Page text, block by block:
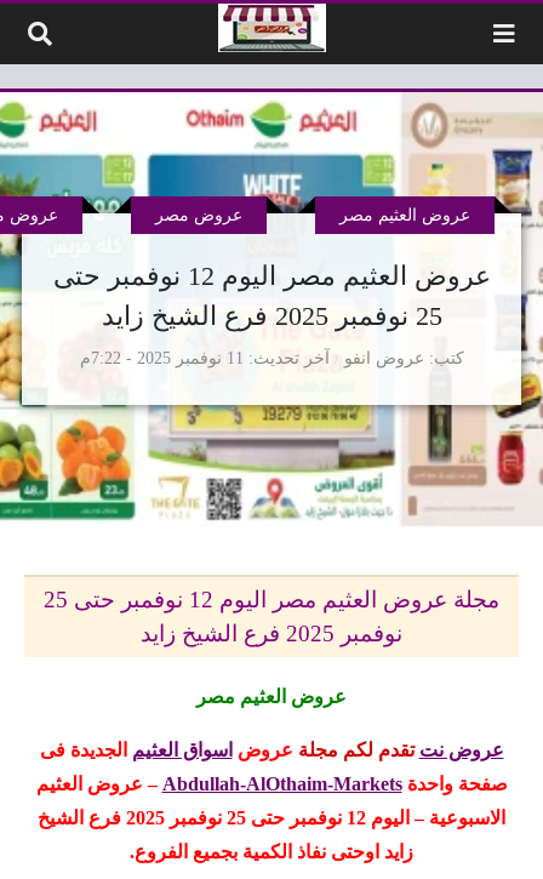
عروض العثيم مصر اليوم 12 نوفمبر حتى
25 نوفمبر 2025 فرع الشيخ زايد
كتب عروض انفو
عروض العثيم مصر عروض مصر عروض
آخر تحديث 11 نوفمبر 2025 - 7:22م
مجلة عروض العثيم مصر اليوم 12 نوفمبر حتى 25
نوفمبر 2025 فرع الشيخ زايد
عروض العثيم مصر
عروض نت تقدم لكم مجلة عروض اسواق العثيم الجديدة فى
صفحة واحدةAbdullah-AlOthaim-Markets – عروض العثيم
الاسبوعية – اليوم 12 نوفمبر حتى 25 نوفمبر 2025 فرع الشيخ
زايد اوحتى نفاذ الكمية بجميع الفروع.